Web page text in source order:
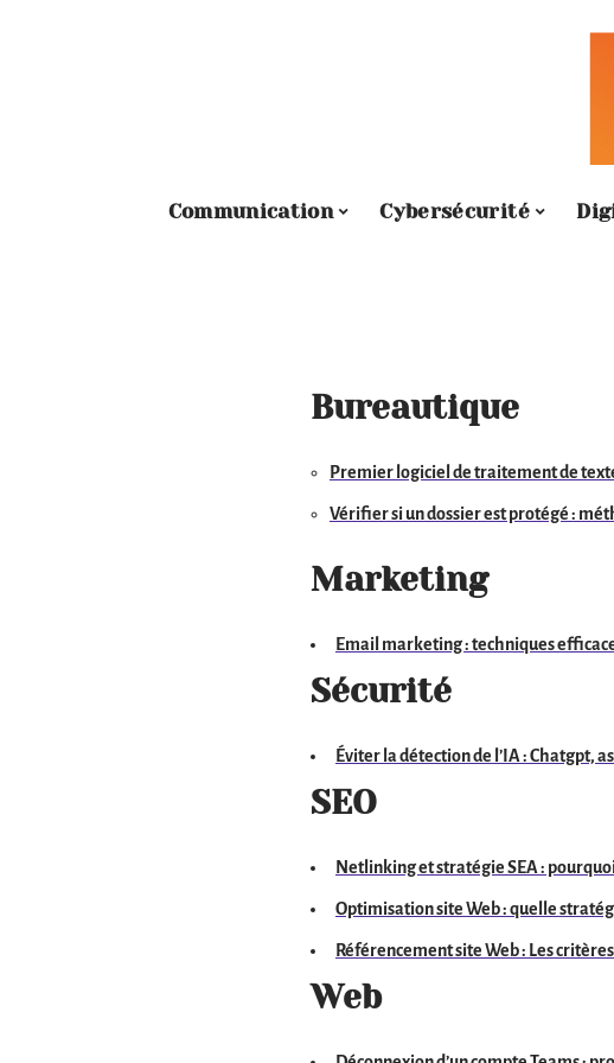
Communication Cybersécurité
Bureautique
Premier logiciel de traitement de
Vérifier si un dossier est protégé :
Marketing
Email marketing : techniques
Sécurité
Éviter la détection de l’IA : Chatgpt,
SEO
Netlinking et stratégie SEA :
Optimisation site Web : quelle
Référencement site Web : Les
Web